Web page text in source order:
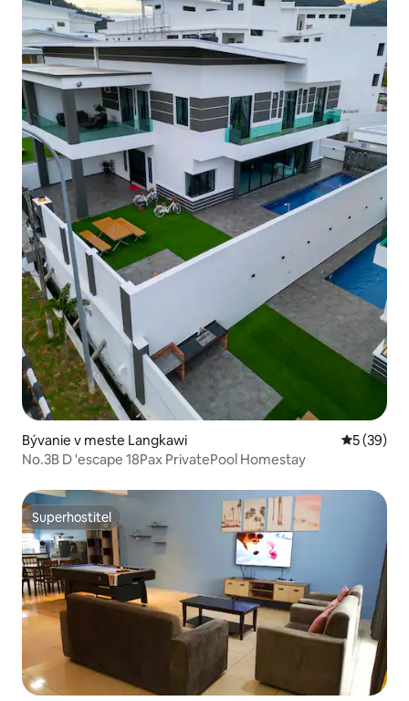
Bývanie v meste Langkawi
5 (39)
No.3B D 'escape 18Pax PrivatePool Homestay
Superhostiteľ
Superhostiteľ